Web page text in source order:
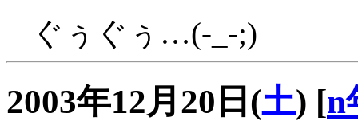
ぐぅぐぅ…(-_-;)
2003年12月20日(土) [n